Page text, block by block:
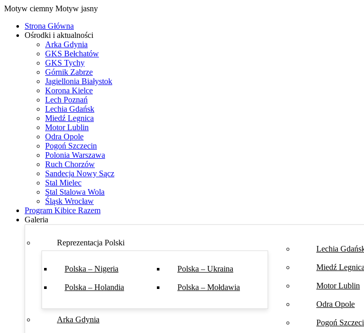
Motyw ciemny Motyw jasny
Strona Główna
Ośrodki i aktualności
Arka Gdynia
GKS Bełchatów
GKS Tychy
Górnik Zabrze
Jagiellonia Białystok
Korona Kielce
Lech Poznań
Lechia Gdańsk
Miedź Legnica
Motor Lublin
Odra Opole
Pogoń Szczecin
Polonia Warszawa
Ruch Chorzów
Sandecja Nowy Sącz
Stal Mielec
Stal Stalowa Wola
Śląsk Wrocław
Program Kibice Razem
Galeria
Reprezentacja Polski
Polska – Nigeria
Polska – Holandia
Polska – Ukraina
Polska – Mołdawia
Arka Gdynia
Lechia
Miedź Legnica
Motor Lublin
Odra Opole
Pogoń